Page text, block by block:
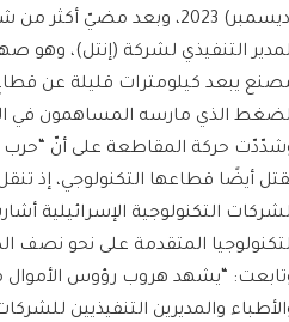
(ديسمبر) 2023، وبعد مضيّ
يبعد كيلومترات قليلة عن
الذي مارسه المساهمون في
حركة المقاطعة على أنّ “حرب
التكنولوجية الإسرائيلية
المتقدمة على نحو نصف
“يشهد هروب رؤوس الأموال
والمديرين التنفيذيين